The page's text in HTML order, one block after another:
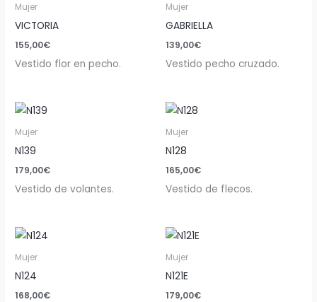
Mujer
VICTORIA
155,00€
Vestido flor en pecho.
Mujer
GABRIELLA
139,00€
Vestido pecho cruzado.
Mujer
N139
179,00€
Vestido de volantes.
Mujer
N128
165,00€
Vestido de flecos.
Mujer
N124
168,00€
Mujer
N121E
179,00€